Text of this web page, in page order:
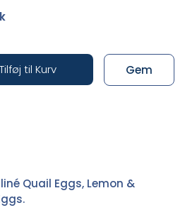
Tilføj til Kurv
Gem
Quail Eggs, Lemon &